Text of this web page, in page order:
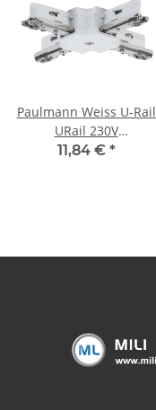
Paulmann Weiss U-Rail
URail 230V
Schienensystem
11,84 € *